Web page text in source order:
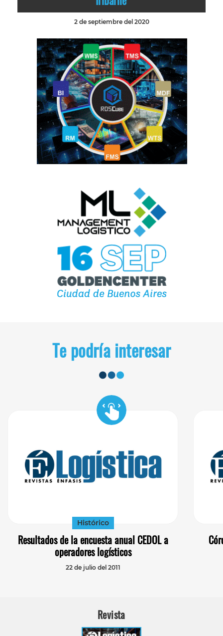
2 de septiembre del 2020
Te podría interesar
Histórico
Resultados de la encuesta anual CEDOL a
operadores logísticos
22 de julio del 2011
Revista